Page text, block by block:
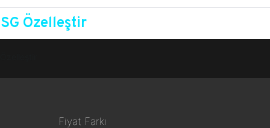
Özelleştir
Fiyat Farkı